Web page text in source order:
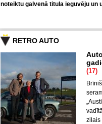
noteiktu galvenā titula ieguvēju un
RETRO AUTO
(17)
zilais